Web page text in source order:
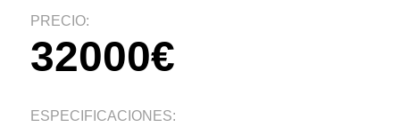
PRECIO:
32000€
ESPECIFICACIONES: